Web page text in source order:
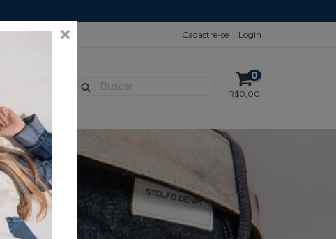
Cadastre-se Login
0
R$0,00